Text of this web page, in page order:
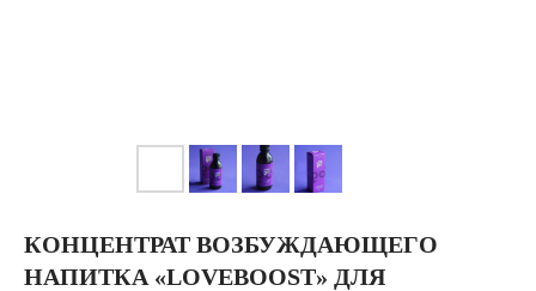
КОНЦЕНТРАТ ВОЗБУЖДАЮЩЕГО
НАПИТКА «LOVEBOOST» ДЛЯ